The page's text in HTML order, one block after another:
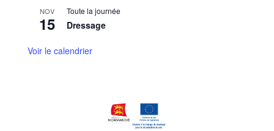
NOV
15
Toute la journée
Dressage
Voir le calendrier